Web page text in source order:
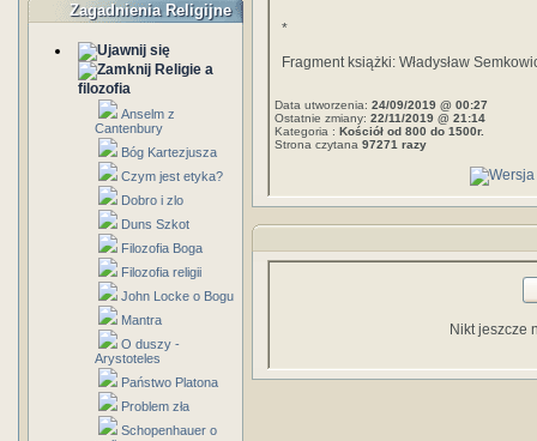
Zagadnienia Religijne
Religie a
filozofia
Anselm z
Cantenbury
Bóg Kartezjusza
Czym jest etyka?
Dobro i zlo
Duns Szkot
Filozofia Boga
Filozofia religii
John Locke o Bogu
Mantra
O duszy -
Arystoteles
Państwo Platona
Problem zła
Schopenhauer o
*
Fragment książki: Władysław
Data utworzenia: 24/09/2019 @ 00:27
Ostatnie zmiany: 22/11/2019 @ 21:14
Kategoria : Kościół od 800 do 1500r.
Strona czytana 97271 razy
Nikt jeszcze